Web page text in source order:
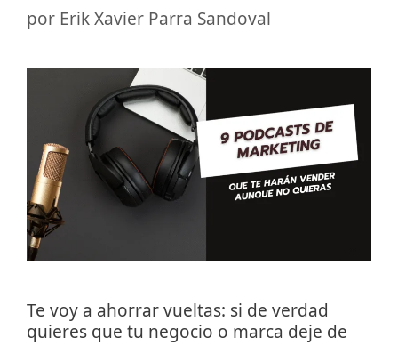
por Erik Xavier Parra Sandoval
Te voy a ahorrar vueltas: si de verdad
quieres que tu negocio o marca deje de